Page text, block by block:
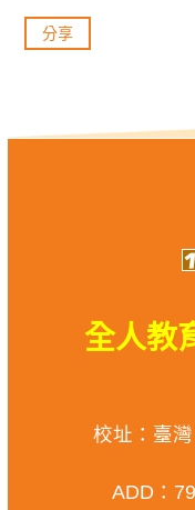
分享
全人教
校址：臺
ADD：